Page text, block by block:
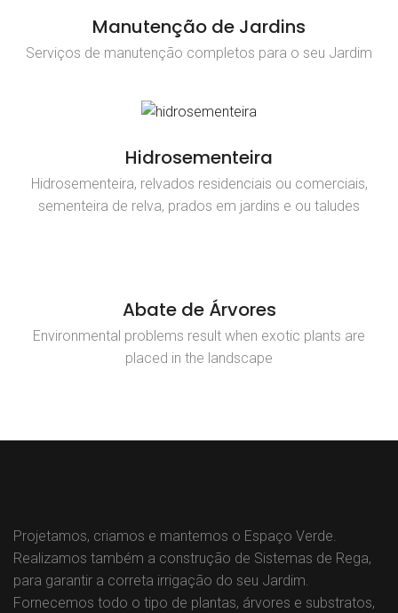
Manutenção de Jardins
Serviços de manutenção completos para o seu Jardim
Hidrosementeira
Hidrosementeira, relvados residenciais ou comerciais,
sementeira de relva, prados em jardins e ou taludes
Abate de Árvores
Environmental problems result when exotic plants are
placed in the landscape
Projetamos, criamos e mantemos o Espaço Verde.
Realizamos também a construção de Sistemas de Rega,
para garantir a correta irrigação do seu Jardim.
Fornecemos todo o tipo de plantas, árvores e substratos,